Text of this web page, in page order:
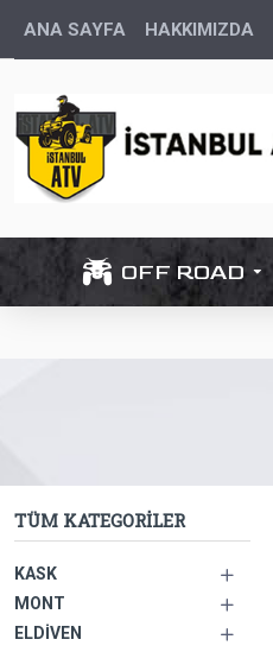
ANA SAYFA HAKKIMIZDA
OFF ROAD
TÜM KATEGORILER
KASK
MONT
ELDIVEN